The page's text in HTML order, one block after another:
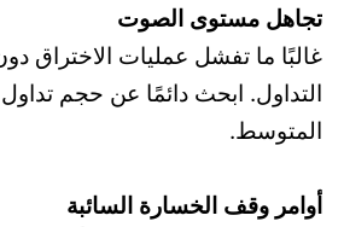
تجاهل مستوى الصوت
غالبًا ما تفشل عمليات الاختراق
التداول. ابحث دائمًا عن حجم
المتوسط.
أوامر وقف الخسارة السائبة